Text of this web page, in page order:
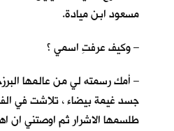
مسعود ابن ميادة.
– وكيف عرفتِ اسمي ؟
– أمك رسمته لي من عالمها
جسد غيمة بيضاء ، تلاشت في
طلسمها الاشرار ثم اوصتني ان